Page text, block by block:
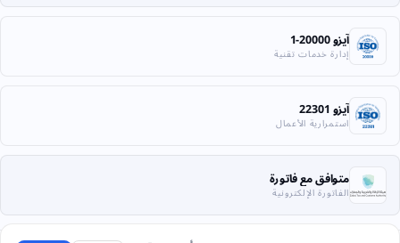
آيزو 20000-1
إدارة خدمات تقنية
آيزو 22301
استمرارية الأعمال
متوافق مع فاتورة
الفاتورة الإلكترونية